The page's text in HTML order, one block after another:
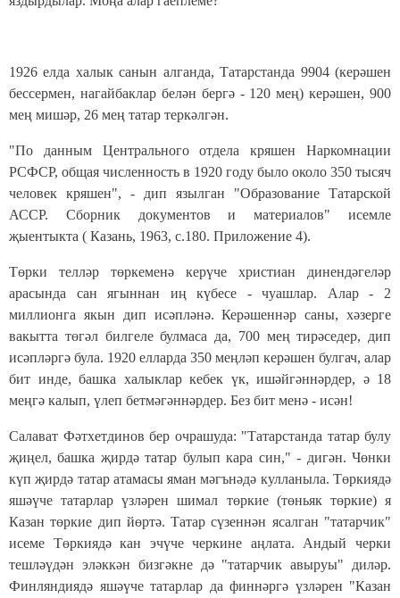
1926 елда халык санын алганда, Татарстанда 9904 (керәшен
бессермен, нагайбаклар белән бергә - 120 мең) керәшен, 900
мең мишәр, 26 мең татар теркәлгән.
"По данным Центрального отдела кряшен Наркомнации
РСФСР, общая численность в 1920 году было около 350 тысяч
человек кряшен", - дип язылган "Образование Татарской
АССР. Сборник документов и материалов" исемле
җыентыкта ( Казань, 1963, с.180. Приложение 4).
Төрки телләр төркеменә керүче христиан динендәгеләр
арасында сан ягыннан иң күбесе - чуашлар. Алар - 2
миллионга якын дип исәпләнә. Керәшеннәр саны, хәзерге
вакытта төгәл билгеле булмаса да, 700 мең тирәседер, дип
исәпләргә була. 1920 елларда 350 меңләп керәшен булгач, алар
бит инде, башка халыклар кебек үк, ишәйгәннәрдер, ә 18
меңгә калып, үлеп бетмәгәннәрдер. Без бит менә - исән!
Салават Фәтхетдинов бер очрашуда: "Татарстанда татар булу
җиңел, башка җирдә татар булып кара син," - дигән. Чөнки
күп җирдә татар атамасы яман мәгънәдә кулланыла. Төркиядә
яшәүче татарлар үзләрен шимал төркие (төньяк төркие) я
Казан төркие дип йөртә. Татар сүзеннән ясалган "татарчик"
исеме Төркиядә кан эчүче черкине аңлата. Андый черки
тешләүдән эләккән бизгәкне дә "татарчик авыруы" диләр.
Финляндиядә яшәүче татарлар да финнәргә үзләрен "Казан